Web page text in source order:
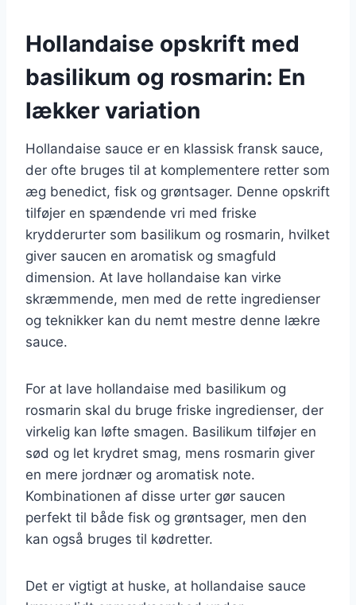
Hollandaise opskrift med
basilikum og rosmarin: En
lækker variation
Hollandaise sauce er en klassisk fransk sauce,
der ofte bruges til at komplementere retter som
æg benedict, fisk og grøntsager. Denne opskrift
tilføjer en spændende vri med friske
krydderurter som basilikum og rosmarin, hvilket
giver saucen en aromatisk og smagfuld
dimension. At lave hollandaise kan virke
skræmmende, men med de rette ingredienser
og teknikker kan du nemt mestre denne lækre
sauce.
For at lave hollandaise med basilikum og
rosmarin skal du bruge friske ingredienser, der
virkelig kan løfte smagen. Basilikum tilføjer en
sød og let krydret smag, mens rosmarin giver
en mere jordnær og aromatisk note.
Kombinationen af disse urter gør saucen
perfekt til både fisk og grøntsager, men den
kan også bruges til kødretter.
Det er vigtigt at huske, at hollandaise sauce